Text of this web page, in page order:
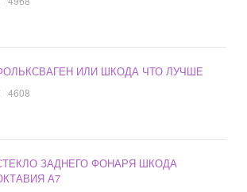
ИЛИ ШКОДА ЧТО ЛУЧШЕ
4608
ЗАДНЕГО ФОНАРЯ ШКОДА
А7